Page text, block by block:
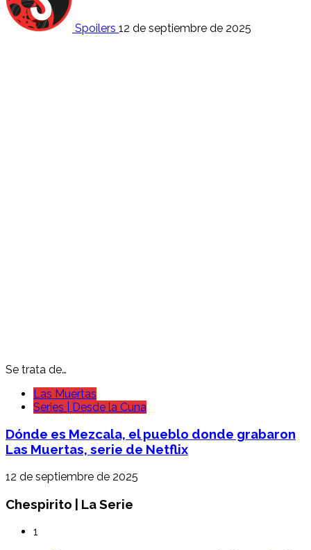
Spoilers 12 de septiembre de 2025
Se trata de…
Las Muertas
Series | Desde la Cuna
Dónde es Mezcala, el pueblo donde grabaron
Las Muertas, serie de Netflix
12 de septiembre de 2025
Chespirito | La Serie
1